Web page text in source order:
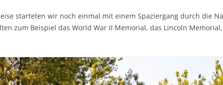
starteten wir noch einmal mit einem Spaziergang durch die
zum Beispiel das World War II Memorial, das Lincoln